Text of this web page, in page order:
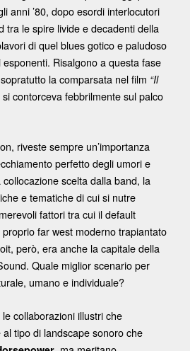
anni ’80, dopo esordi interlocutori
tra le spire livide e decadenti della
di quel blues gotico e paludoso
Risalgono a questa fase
la comparsata nel film “Il
contorceva febbrilmente sul palco
riveste sempre un’importanza
perfetto degli umori e
scelta dalla band, la
e tematiche di cui si nutre
fattori tra cui il default
far west moderno trapiantato
però, era anche la capitale della
Quale miglior scenario per
umano e individuale?
collaborazioni illustri che
tipo di landscape sonoro che